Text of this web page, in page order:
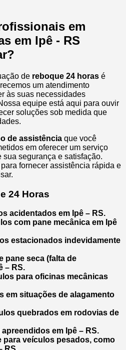
em
em Ipê - RS
de reboque 24 horas é
um atendimento
às suas necessidades
equipe está aqui para ouvir
soluções sob medida que
de assistência que você
em oferecer um serviço
segurança e satisfação.
fornecer assistência rápida e
24 Horas
acidentados em Ipê – RS.
com pane mecânica em Ipê
estacionados indevidamente
pane seca (falta de
– RS.
para oficinas mecânicas
em situações de alagamento
quebrados em rodovias de
em Ipê – RS.
para veículos pesados, como